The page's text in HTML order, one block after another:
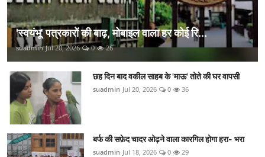
'स्वयंभू' पत्रकारों की बाढ़, मोबाइल वाला हर कोई रि...
suadmin Jul 20, 2026 0 26
छह दिन बाद वकील साहब के 'माऊ' तोते की घर वापसी
suadmin Jul 20, 2026 0 36
बर्फ की सफ़ेद चादर ओढ़ने वाला कारगिल होगा हरा- भरा
suadmin Jul 18, 2026 0 29